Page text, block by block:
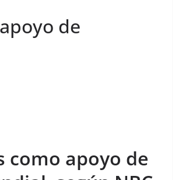
de
como apoyo de